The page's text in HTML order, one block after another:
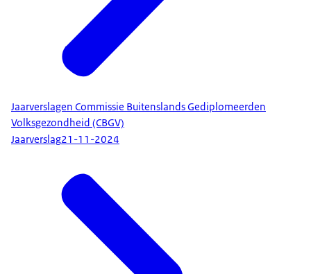
Jaarverslagen Commissie Buitenslands Gediplomeerden
Volksgezondheid (CBGV)
Jaarverslag21-11-2024